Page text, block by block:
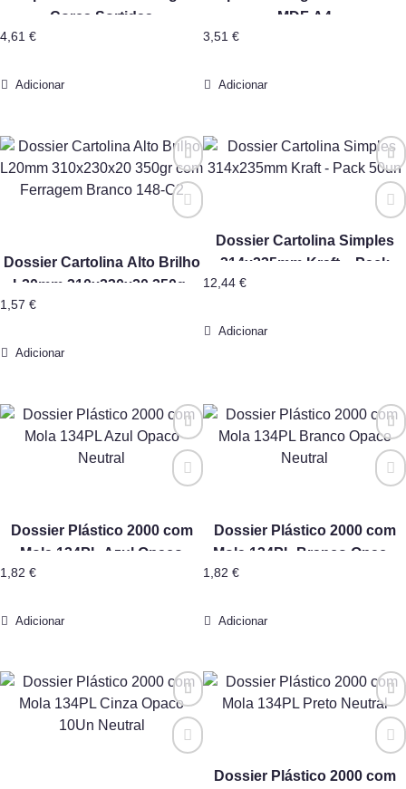
Cores Sortidas
4,61 €
Adicionar
MDF A4
3,51 €
Adicionar
Dossier Cartolina Alto Brilho
L20mm 310x230x20 350gr
com Ferragem Branco 148-
1,57 €
Adicionar
Dossier Cartolina Simples
314x235mm Kraft – Pack
12,44 €
Adicionar
Dossier Plástico 2000 com
Mola 134PL Azul Opaco
1,82 €
Adicionar
Dossier Plástico 2000 com
Mola 134PL Branco Opaco
1,82 €
Adicionar
Dossier Plástico 2000 com